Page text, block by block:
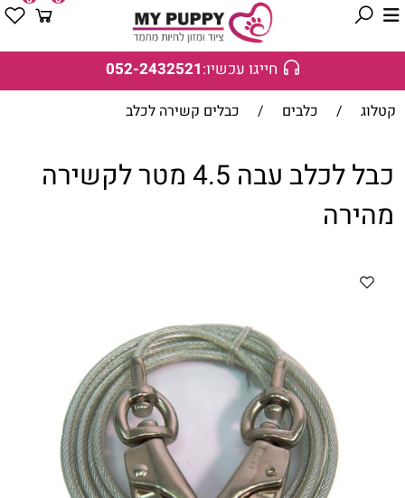
חייגו עכשיו:052-2432521
קטלוג / כלבים / כבלים קשירה לכלב
כבל לכלב עבה 4.5 מטר לקשירה
מהירה